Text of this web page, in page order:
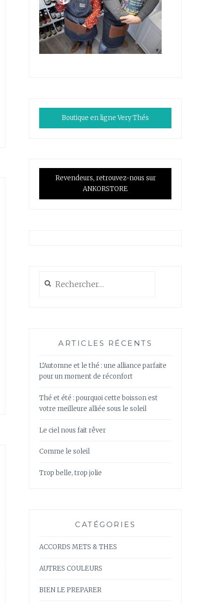
Boutique en ligne Very Thés
Revendeurs, retrouvez-nous sur
ANKORSTORE
ARTICLES RÉCENTS
L’Automne et le thé : une alliance parfaite
pour un moment de réconfort
Thé et été : pourquoi cette boisson est
votre meilleure alliée sous le soleil
Le ciel nous fait rêver
Comme le soleil
Trop belle, trop jolie
CATÉGORIES
ACCORDS METS & THES
AUTRES COULEURS
BIEN LE PREPARER